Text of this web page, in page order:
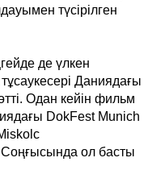
түсірілген
де үлкен
тұсаукесері Даниядағы
Одан кейін фильм
DokFest Munich
Соңғысында ол басты